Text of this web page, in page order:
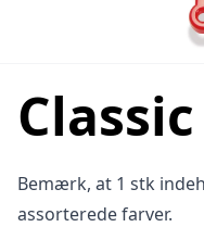
Bemærk, at 1 stk
assorterede farver.